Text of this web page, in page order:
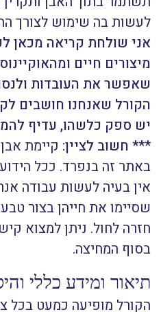
לעשות בה שימוש לצורך
אני שולחת קריאה מכאן
מיצורים חיים
שאפשר את העובדות
הקורל שאנחנו חושבים
יש ספק כלשהו, עדיף
*** חשוב לציין: קיימת
באתר זה בנפרד. ככל
אין בעיה לעשות עבודה
שסיימו את חייהן בצור
חזרה לחול. ניתן למצוא
בסוף המחיצה.
תיאור ומידע כללי
הקורל מופיעה כמעט בכל